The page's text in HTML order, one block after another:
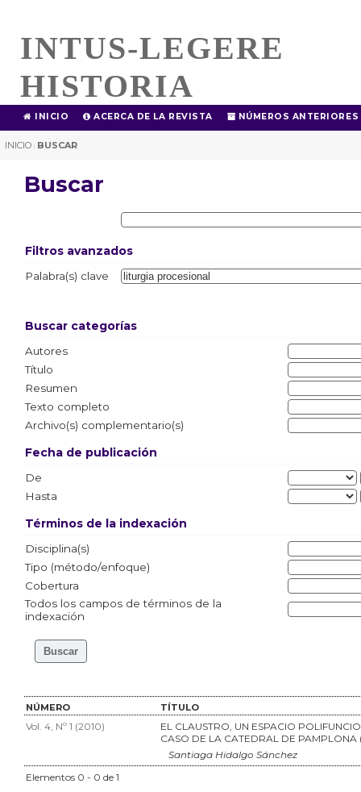
INTUS-LEGERE
HISTORIA
INICIO ACERCA DE LA REVISTA NÚMEROS ANTERIORES
INICIO | BUSCAR
Buscar
Filtros avanzados
Palabra(s) clave
Buscar categorías
Autores
Título
Resumen
Texto completo
Archivo(s) complementario(s)
Fecha de publicación
De
Hasta
Términos de la indexación
Disciplina(s)
Tipo (método/enfoque)
Cobertura
Todos los campos de términos de la
indexación
NÚMERO TÍTULO
Vol. 4, Nº 1 (2010)
EL CLAUSTRO, UN ESPACIO
CASO DE LA CATEDRAL DE PAMPLONA
Santiaga Hidalgo Sánchez
Elementos 0 - 0 de 1